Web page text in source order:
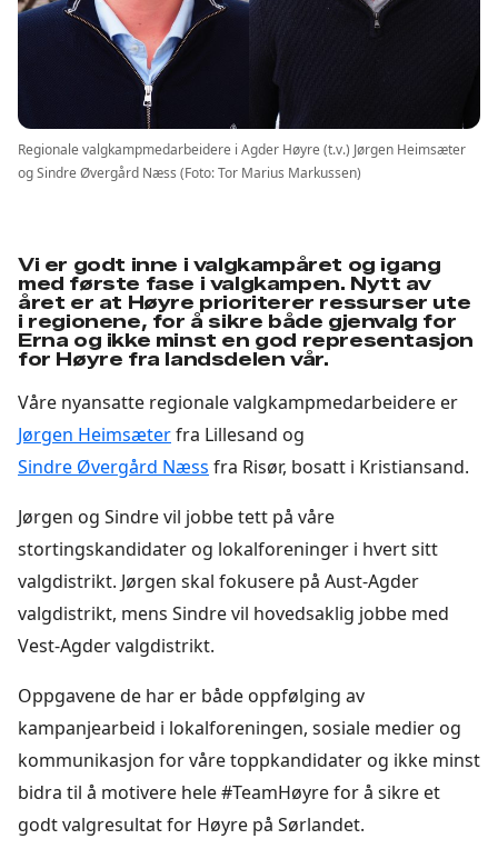
Regionale valgkampmedarbeidere i Agder Høyre (t.v.) Jørgen Heimsæter
og Sindre Øvergård Næss (Foto: Tor Marius Markussen)
Vi er godt inne i valgkampåret og igang
med første fase i valgkampen. Nytt av
året er at Høyre prioriterer ressurser ute
i regionene, for å sikre både gjenvalg for
Erna og ikke minst en god representasjon
for Høyre fra landsdelen vår.
Våre nyansatte regionale valgkampmedarbeidere er
Jørgen Heimsæterfra Lillesand og
Sindre Øvergård Næss fra Risør, bosatt i Kristiansand.
Jørgen og Sindre vil jobbe tett på våre
stortingskandidater og lokalforeninger i hvert sitt
valgdistrikt. Jørgen skal fokusere på Aust-Agder
valgdistrikt, mens Sindre vil hovedsaklig jobbe med
Vest-Agder valgdistrikt.
Oppgavene de har er både oppfølging av
kampanjearbeid i lokalforeningen, sosiale medier og
kommunikasjon for våre toppkandidater og ikke minst
bidra til å motivere hele #TeamHøyre for å sikre et
godt valgresultat for Høyre på Sørlandet.